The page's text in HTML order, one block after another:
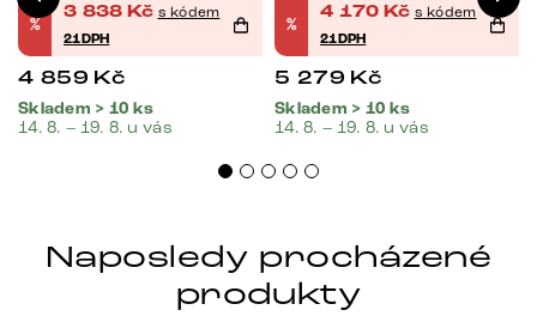
%
3 838 Kč s kódem
21DPH
4 859 Kč
Skladem > 10 ks
14. 8. – 19. 8. u vás
%
4 170 Kč s kódem
21DPH
5 279 Kč
Skladem > 10 ks
14. 8. – 19. 8. u vás
Naposledy procházené
produkty